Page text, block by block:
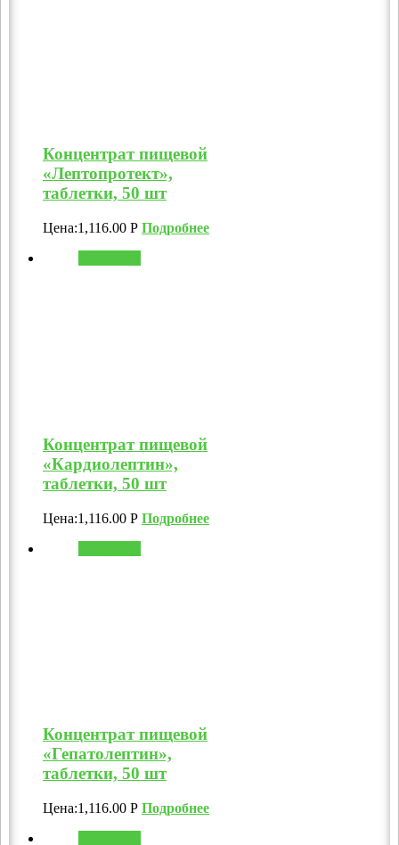
Концентрат пищевой
«Лептопротект»,
таблетки, 50 шт
Цена:1,116.00 Р Подробнее
Концентрат пищевой
«Кардиолептин»,
таблетки, 50 шт
Цена:1,116.00 Р Подробнее
Концентрат пищевой
«Гепатолептин»,
таблетки, 50 шт
Цена:1,116.00 Р Подробнее